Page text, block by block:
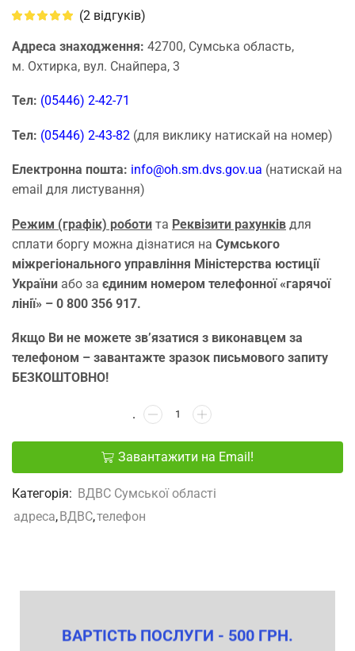
(2 відгуків)
Адреса знаходження: 42700, Сумська область,
м. Охтирка, вул. Снайпера, 3
Тел: (05446) 2-42-71
Тел: (05446) 2-43-82 (для виклику натискай на номер)
Електронна пошта: іnfo@oh.sm.dvs.gov.ua (натискай на
email для листування)
Режим (графік) роботи та Реквізити рахунків для
сплати боргу можна дізнатися на Сумського
міжрегіонального управління Міністерства юстиції
України або за єдиним номером телефонної «гарячої
лінії» – 0 800 356 917.
Якщо Ви не можете зв’язатися з виконавцем за
телефоном – завантажте зразок письмового запиту
БЕЗКОШТОВНО!
Завантажити на Email!
Категорія: ВДВС Сумської області
адреса, ВДВС,телефон
ВАРТІСТЬ ПОСЛУГИ - 500 ГРН.